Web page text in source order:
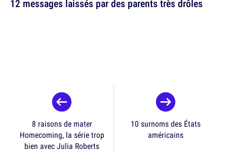
12 messages laissés par des parents très drôles
8 raisons de mater
Homecoming, la série trop
bien avec Julia Roberts
10 surnoms des États
américains